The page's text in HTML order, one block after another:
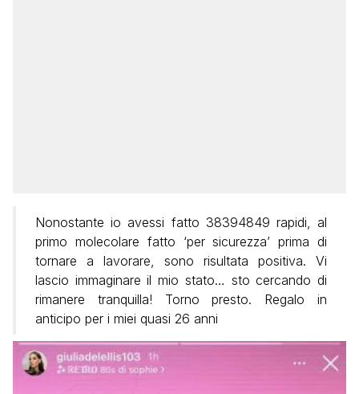
Nonostante io avessi fatto 38394849 rapidi, al
primo molecolare fatto ‘per sicurezza’ prima di
tornare a lavorare, sono risultata positiva. Vi
lascio immaginare il mio stato… sto cercando di
rimanere tranquilla! Torno presto. Regalo in
anticipo per i miei quasi 26 anni